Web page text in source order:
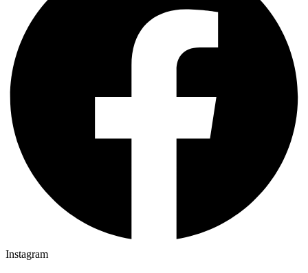
Instagram